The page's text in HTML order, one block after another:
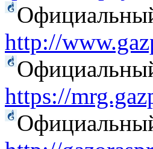
http://
https://